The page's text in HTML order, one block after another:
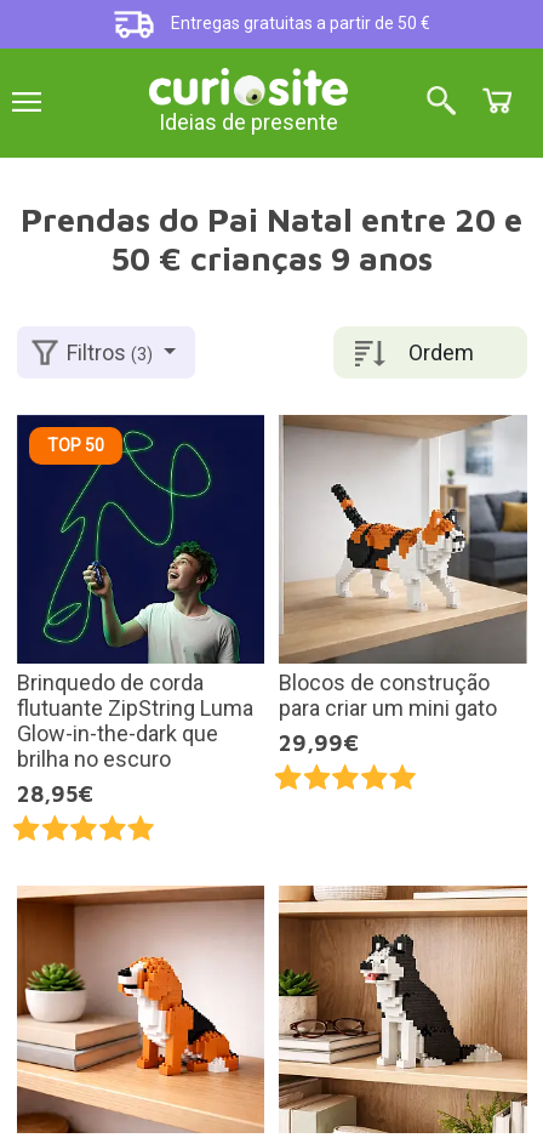
Entregas gratuitas a partir de 50 €
Ideias de presente
Prendas do Pai Natal entre 20 e
50 € crianças 9 anos
Ordem
Filtros(3)
TOP 50
Brinquedo de corda
flutuante ZipString Luma
Glow-in-the-dark que
brilha no escuro
28,95€
Blocos de construção
para criar um mini gato
29,99€